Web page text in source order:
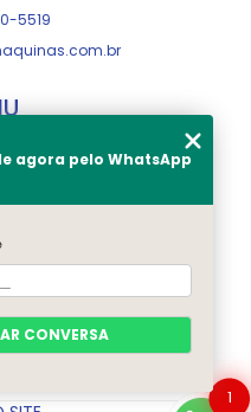
5519
USINAGEM
1
agora pelo WhatsApp
CONVERSA